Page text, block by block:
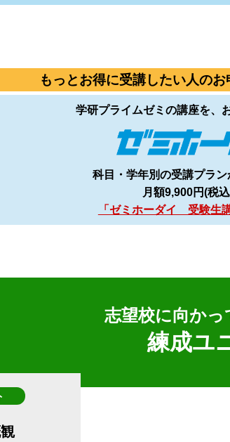
もっとお得に受講したい人の
学研プライムゼミの講座を、
科目・学年別の受講プラン
月額9,900円(税込
「ゼミホーダイ 受験生
志望校に向か
練成ユ